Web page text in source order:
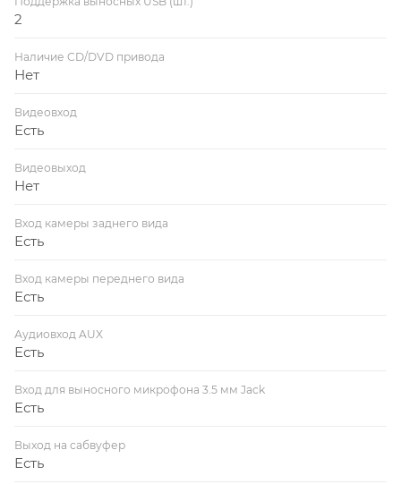
2
Наличие CD/DVD привода
Нет
Видеовход
Есть
Видеовыход
Нет
Вход камеры заднего вида
Есть
Вход камеры переднего вида
Есть
Аудиовход AUX
Есть
Вход для выносного микрофона 3.5 мм Jack
Есть
Выход на сабвуфер
Есть